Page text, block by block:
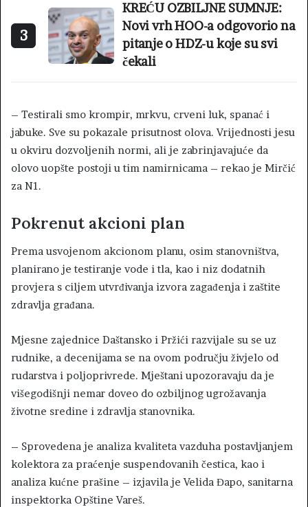
3
KREĆU OZBILJNE SUMNJE:
Novi vrh HOO-a odgovorio na
pitanje o HDZ-u koje su svi
čekali
– Testirali smo krompir, mrkvu, crveni luk, spanać i
jabuke. Sve su pokazale prisutnost olova. Vrijednosti jesu
u okviru dozvoljenih normi, ali je zabrinjavajuće da
olovo uopšte postoji u tim namirnicama – rekao je Mirčić
za N1.
Pokrenut akcioni plan
Prema usvojenom akcionom planu, osim stanovništva,
planirano je testiranje vode i tla, kao i niz dodatnih
provjera s ciljem utvrđivanja izvora zagađenja i zaštite
zdravlja građana.
Mjesne zajednice Daštansko i Pržići razvijale su se uz
rudnike, a decenijama se na ovom području živjelo od
rudarstva i poljoprivrede. Mještani upozoravaju da je
višegodišnji nemar doveo do ozbiljnog ugrožavanja
životne sredine i zdravlja stanovnika.
– Sprovedena je analiza kvaliteta vazduha postavljanjem
kolektora za praćenje suspendovanih čestica, kao i
analiza kućne prašine – izjavila je Velida Đapo, sanitarna
inspektorka Opštine Vareš.